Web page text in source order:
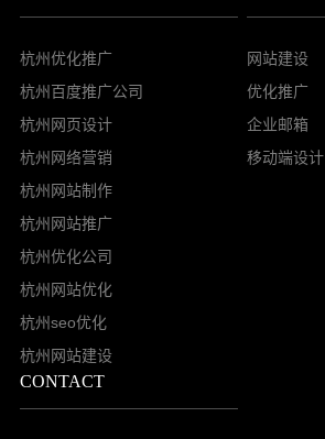
杭州优化推广
杭州百度推广公司
杭州网页设计
杭州网络营销
杭州网站制作
杭州网站推广
杭州优化公司
杭州网站优化
杭州seo优化
杭州网站建设
网站建设
优化推广
企业邮箱
移动端设计
CONTACT